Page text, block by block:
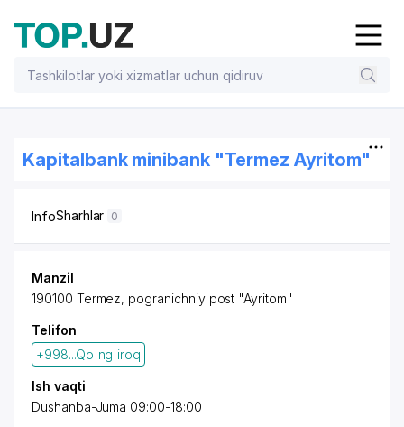
Kapitalbank minibank "Termez Ayritom"
InfoSharhlar 0
Manzil
190100 Termez, pogranichniy post "Ayritom"
Telifon
+998...Qo'ng'iroq
Ish vaqti
Dushanba-Juma 09:00-18:00